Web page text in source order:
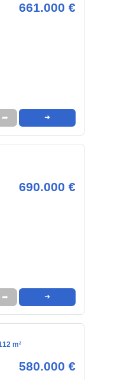
661.000 €
➦ ➜
690.000 €
➦ ➜
m²
580.000 €